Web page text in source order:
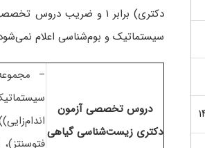
دکتری) برابر ۱ و ضریب دروس تخصصی برابر ۵ است
سیستماتیک و بوم‌شناسی اعلام
دروس تخصصی آزمون
دکتری زیست‌شناسی گیاهی